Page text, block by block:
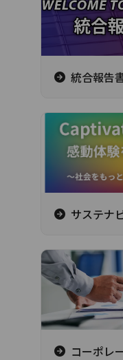
統合報告
サステナ
コーポレ